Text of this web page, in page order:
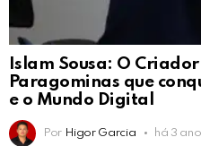
Islam Sousa: O
Paragominas que
e o Mundo Digital
Por Higor Garcia há 3